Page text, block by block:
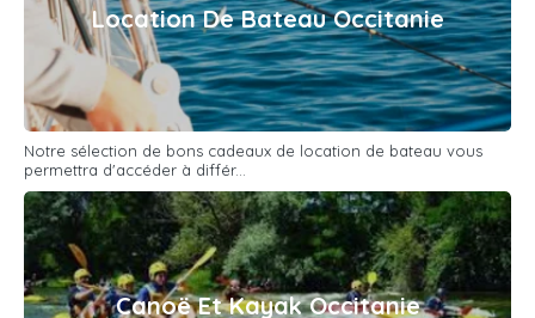
Location De Bateau Occitanie
Notre sélection de bons cadeaux de location de bateau vous
permettra d'accéder à différ...
Canoë Et Kayak Occitanie